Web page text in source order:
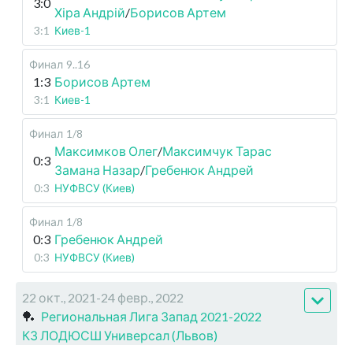
Хіра Андрій/Борисов Артем
3:1 Киев-1
Финал 9..16
1:3 Борисов Артем
3:1 Киев-1
Финал 1/8
0:3
Максимков Олег/Максимчук Тарас
Замана Назар/Гребенюк Андрей
0:3 НУФВСУ (Киев)
Финал 1/8
0:3 Гребенюк Андрей
0:3 НУФВСУ (Киев)
22 окт., 2021-24 февр., 2022
🏓 Региональная Лига Запад 2021-2022
КЗ ЛОДЮСШ Универсал (Львов)